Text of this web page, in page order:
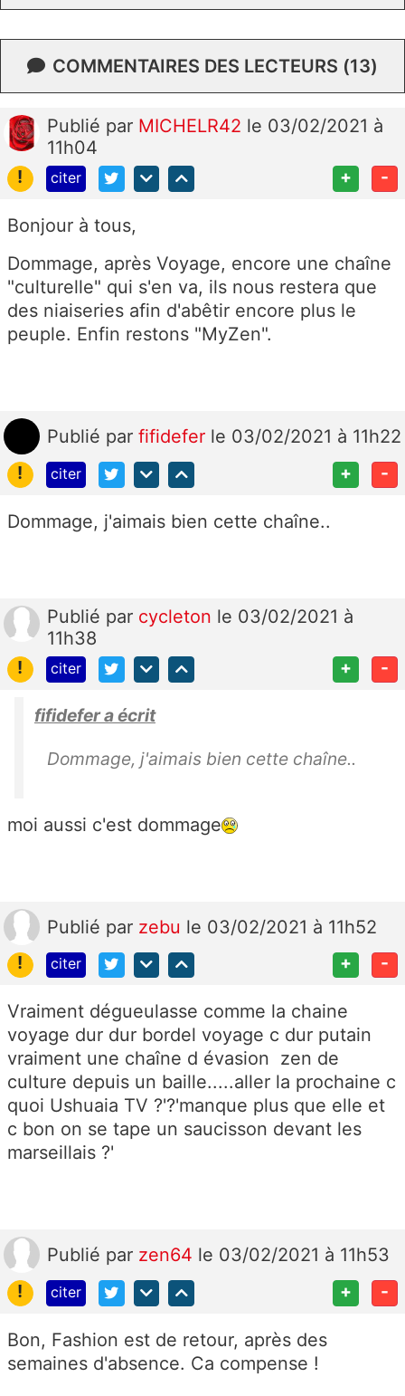
COMMENTAIRES DES LECTEURS (13)
Publié par MICHELR42 le 03/02/2021 à
11h04
!
citer + -
Bonjour à tous,
Dommage, après Voyage, encore une chaîne
"culturelle" qui s'en va, ils nous restera que
des niaiseries afin d'abêtir encore plus le
peuple. Enfin restons "MyZen".
Publié par fifidefer le 03/02/2021 à 11h22
!
citer + -
Dommage, j'aimais bien cette chaîne..
Publié par cycleton le 03/02/2021 à
11h38
!
citer + -
fifidefer a écrit
Dommage, j'aimais bien cette chaîne..
moi aussi c'est dommage
Publié par zebu le 03/02/2021 à 11h52
!
citer + -
Vraiment dégueulasse comme la chaine
voyage dur dur bordel voyage c dur putain
vraiment une chaîne d évasion zen de
culture depuis un baille.....aller la prochaine c
quoi Ushuaia TV ?'?'manque plus que elle et
c bon on se tape un saucisson devant les
marseillais ?'
Publié par zen64 le 03/02/2021 à 11h53
!
citer + -
Bon, Fashion est de retour, après des
semaines d'absence. Ca compense !